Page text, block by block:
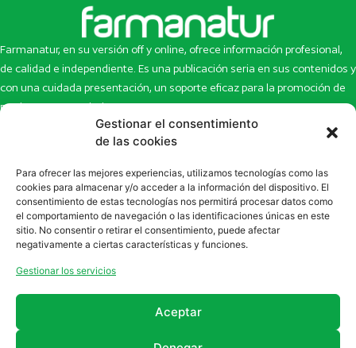
Gestionar el consentimiento
de las cookies
Para ofrecer las mejores experiencias, utilizamos tecnologías como las
cookies para almacenar y/o acceder a la información del dispositivo. El
consentimiento de estas tecnologías nos permitirá procesar datos como
el comportamiento de navegación o las identificaciones únicas en este
sitio. No consentir o retirar el consentimiento, puede afectar
negativamente a ciertas características y funciones.
Gestionar los servicios
Aceptar
Farmanatur, en su versión off y online, ofrece información profesional,
de calidad e independiente. Es una publicación seria en sus contenidos y
con una cuidada presentación, un soporte eficaz para la promoción de
productos y novedades.
Inicio
Newsletter
Eco Multimedia
Contacto
Artículos
Escaparate
Enlaces de interés
SUSCRÍBETE A NUESTRO NEWSLETTER
la sección deNewsletter